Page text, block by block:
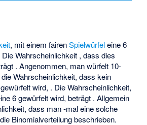
, mit einem fairenSpielwürfeleine 6
Die Wahrscheinlichkeit , dass dies
. Angenommen, man würfelt 10-
Wahrscheinlichkeit, dass kein
wird, . Die Wahrscheinlichkeit,
6 gewürfelt wird, beträgt . Allgemein
dass man-mal eine solche
Binomialverteilungbeschrieben.